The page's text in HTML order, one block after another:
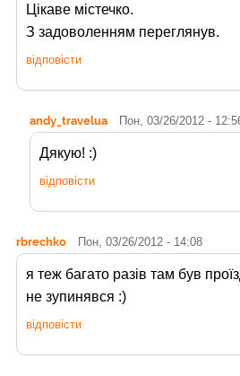
Цікаве містечко.
З задоволенням переглянув.
відповісти
andy_travelua Пон, 03/26/2012 -
Дякую! :)
відповісти
rbrechko Пон, 03/26/2012 - 14:08
я теж багато разів там був
не зупинявся :)
відповісти